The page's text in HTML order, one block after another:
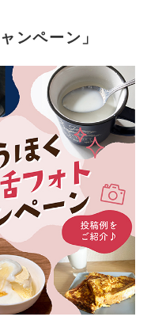
ンペーン」